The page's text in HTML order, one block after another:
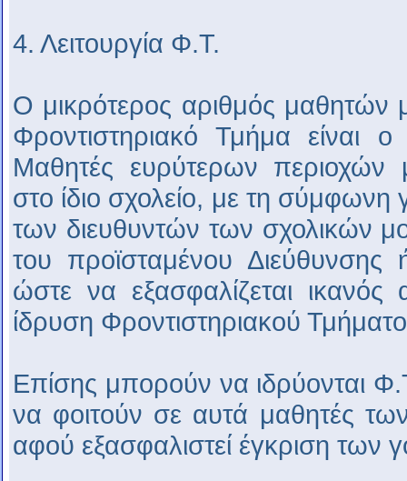
4. Λειτουργία Φ.Τ.
Ο μικρότερος αριθμός μαθητών
Φροντιστηριακό Τμήμα είναι
Μαθητές ευρύτερων περιοχών
στο ίδιο σχολείο, με τη
των διευθυντών των σχολικών
του προϊσταμένου Διεύθυνσης
ώστε να εξασφαλίζεται
ίδρυση Φροντιστηριακού
Επίσης μπορούν να ιδρύονται
να φοιτούν σε αυτά μαθητές
αφού εξασφαλιστεί έγκριση των